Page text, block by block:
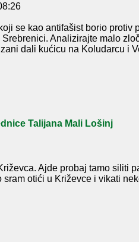
se kao antifašist borio protiv
Analizirajte malo
dali kućicu na Koludarcu i
Talijana Mali Lošinj
Ajde probaj tamo siliti
sram otići u Križevce i vikati